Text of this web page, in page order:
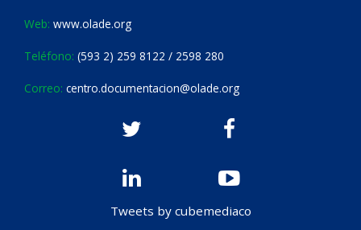
Web: www.olade.org
Teléfono: (593 2) 259 8122 / 2598 280
Correo: centro.documentacion@olade.org
Tweets by cubemediaco